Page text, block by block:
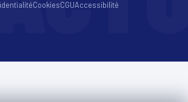
CookiesCGUAccessibilité